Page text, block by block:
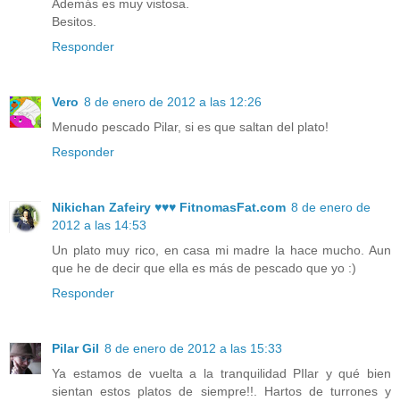
Además es muy vistosa.
Besitos.
Responder
Vero 8 de enero de 2012 a las 12:26
Menudo pescado Pilar, si es que saltan del plato!
Responder
Nikichan Zafeiry ♥♥♥ FitnomasFat.com 8 de enero de
2012 a las 14:53
Un plato muy rico, en casa mi madre la hace mucho. Aun
que he de decir que ella es más de pescado que yo :)
Responder
Pilar Gil 8 de enero de 2012 a las 15:33
Ya estamos de vuelta a la tranquilidad PIlar y qué bien
sientan estos platos de siempre!!. Hartos de turrones y